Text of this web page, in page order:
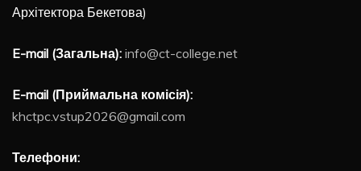
Архітектора Бекетова)
E-mail (Загальна): info@ct-college.net
E-mail (Приймальна комісія):
khctpc.vstup2026@gmail.com
Телефони: